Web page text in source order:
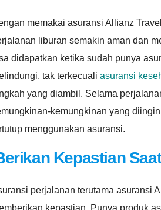
memakai asuransi Allianz
liburan semakin aman dan
didapatkan ketika sudah punya
tak terkecuali asuransi
yang diambil. Selama
kemungkinan yang
menggunakan asuransi.
Kepastian
perjalanan terutama asuransi